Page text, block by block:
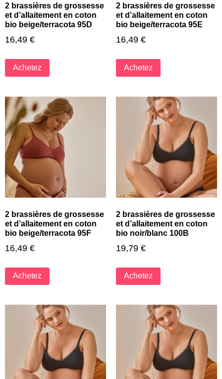
2 brassières de grossesse
et d’allaitement en coton
bio beige/terracota 95D
16,49 €
Achetez
2 brassières de grossesse
et d’allaitement en coton
bio beige/terracota 95E
16,49 €
Achetez
2 brassières de grossesse
et d’allaitement en coton
bio beige/terracota 95F
16,49 €
Achetez
2 brassières de grossesse
et d’allaitement en coton
bio noir/blanc 100B
19,79 €
Achetez